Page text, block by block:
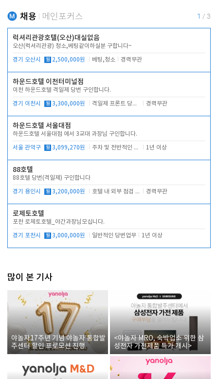
채용 메인포커스 1 / 3
럭셔리관광호텔(오산)대실없음
오산(럭셔리관광) 청소,베팅같이하실분 구합니다~
경기 오산시 월 2,500,000원 베팅,청소 경력무관
하운드호텔 이천터미널점
이천 하운드호텔 격일제 당번 구인합니다.
경기 이천시 월 3,300,000원 격일제 프론트 당번 업무로 주차 및 객실 점검 경력무관
하운드호텔 서울대점
하운드호텔 서울대점 에서 3교대 과장님 구인합니다.
서울 관악구 월 3,099,270원 주차 및 전반적인 당번업무 1년 이상
88호텔
88호텔 당번(격일제) 구인합니다
경기 용인시 월 3,200,000원 호텔 내 외부 점검 및 프런트 운영 경력무관
로제토호텔
포천 로제토호텔_야간과장님모십니다.
경기 포천시 월 3,000,000원 일반적인 당번업무 1년 이상
많이 본 기사
야놀자17주년 기념 야놀자 통합발
주센터 할인 프로모션 진행
<야놀자 MRO, 숙박업소 위한 삼
성전자 가전제품 특가 개시>